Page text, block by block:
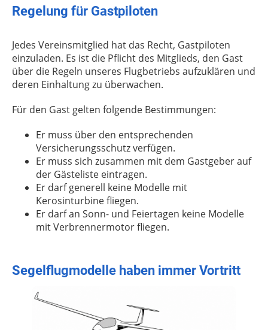
Regelung für Gastpiloten
Jedes Vereinsmitglied hat das Recht, Gastpiloten
einzuladen. Es ist die Pflicht des Mitglieds, den Gast
über die Regeln unseres Flugbetriebs aufzuklären und
deren Einhaltung zu überwachen.
Für den Gast gelten folgende Bestimmungen:
Er muss über den entsprechenden
Versicherungsschutz verfügen.
Er muss sich zusammen mit dem Gastgeber auf
der Gästeliste eintragen.
Er darf generell keine Modelle mit
Kerosinturbine fliegen.
Er darf an Sonn- und Feiertagen keine Modelle
mit Verbrennermotor fliegen.
Segelflugmodelle haben immer Vortritt